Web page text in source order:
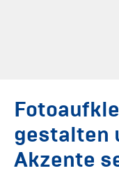
gestalten
Akzente